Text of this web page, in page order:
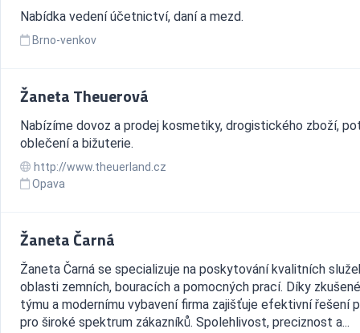
Nabídka vedení účetnictví, daní a mezd.
Brno-venkov
Žaneta Theuerová
Nabízíme dovoz a prodej kosmetiky, drogistického zboží,
oblečení a bižuterie.
http://www.theuerland.cz
Opava
Žaneta Čarná
Žaneta Čarná se specializuje na poskytování kvalitních
oblasti zemních, bouracích a pomocných prací. Díky
týmu a modernímu vybavení firma zajišťuje efektivní řešení
pro široké spektrum zákazníků. Spolehlivost, preciznost a...